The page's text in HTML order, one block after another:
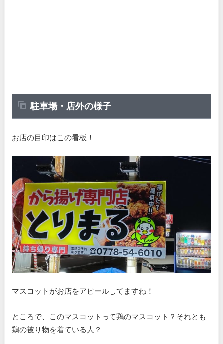
駐車場・店外の様子
お店の目印はこの看板！
マスコットがお店をアピールしてますね！
ところで、このマスコットって鶏のマスコット？それとも
鶏の被り物を着ている人？